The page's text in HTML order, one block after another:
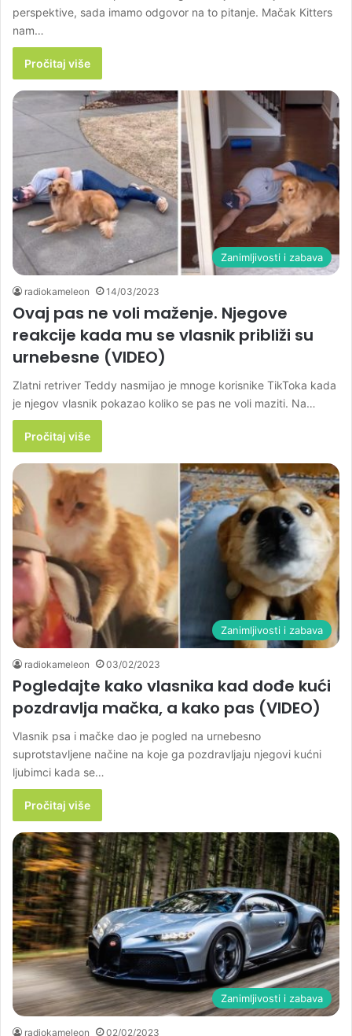
perspektive, sada imamo odgovor na to pitanje. Mačak Kitters
nam…
Pročitaj više
Zanimljivosti i zabava
radiokameleon 14/03/2023
Ovaj pas ne voli maženje. Njegove
reakcije kada mu se vlasnik približi su
urnebesne (VIDEO)
Zlatni retriver Teddy nasmijao je mnoge korisnike TikToka kada
je njegov vlasnik pokazao koliko se pas ne voli maziti. Na…
Pročitaj više
Zanimljivosti i zabava
radiokameleon 03/02/2023
Pogledajte kako vlasnika kad dođe kući
pozdravlja mačka, a kako pas (VIDEO)
Vlasnik psa i mačke dao je pogled na urnebesno
suprotstavljene načine na koje ga pozdravljaju njegovi kućni
ljubimci kada se…
Pročitaj više
Zanimljivosti i zabava
radiokameleon 02/02/2023